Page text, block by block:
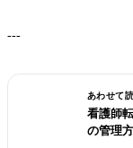
---
あわせて
看護師
の管理